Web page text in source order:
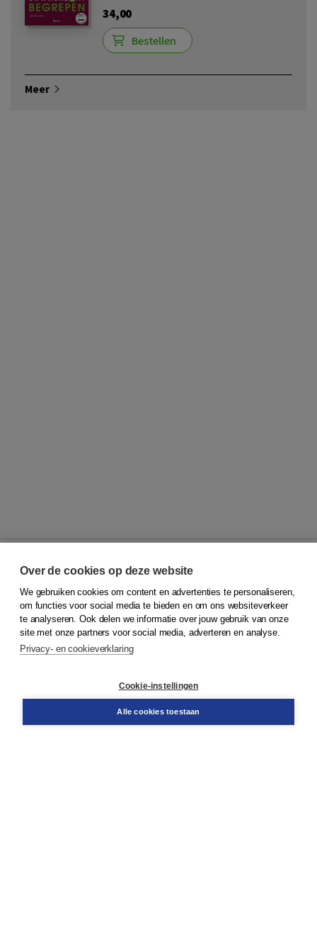
34,00
Bestellen
Meer
© 2026Koninklijke Boom uitgevers
Klantenservice
Service & informatie
Contact
Over de cookies op deze website
We gebruiken cookies om content en advertenties te personaliseren,
om functies voor social media te bieden en om ons websiteverkeer
te analyseren. Ook delen we informatie over jouw gebruik van onze
site met onze partners voor social media, adverteren en analyse.
Privacy- en cookieverklaring
Cookie-instellingen
Alle cookies toestaan